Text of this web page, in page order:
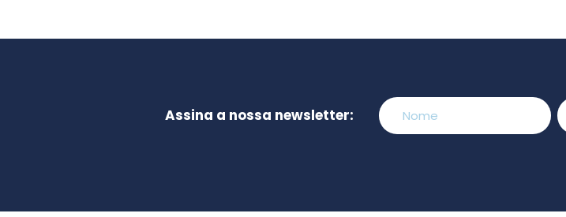
Assina a nossa newsletter: